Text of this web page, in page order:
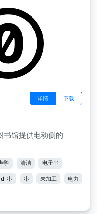
详情 下载
书馆提供电动侧的
学 清洁 电子串
d-串 串 未加工 电力